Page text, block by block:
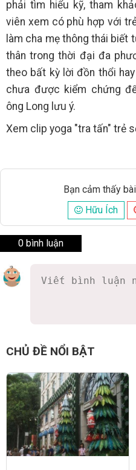
phải tìm hiểu kỹ, tham
viên xem có phù hợp với
làm cha mẹ thông thái biết
thân trong thời đại đa
theo bất kỳ lời đồn thổi
chưa được kiểm chứng
ông Long lưu ý.
Xem clip yoga "tra tấn" trẻ
Bạn cảm thấy
Hữu Ích
0 bình luận
CHỦ ĐỀ NỔI BẬT